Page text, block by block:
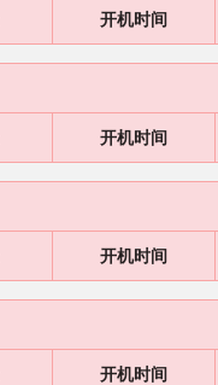
开机时间
开机时间
开机时间
开机时间